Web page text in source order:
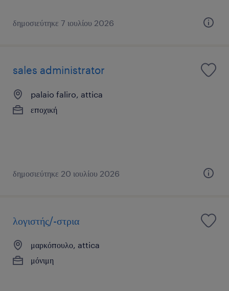
δημοσιεύτηκε 7 ιουλίου 2026
sales administrator
palaio faliro, attica
εποχική
δημοσιεύτηκε 20 ιουλίου 2026
λογιστής/-στρια
μαρκόπουλο, attica
μόνιμη